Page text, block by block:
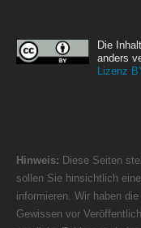
Die
anders
Lizenz
Hinweis: Diese Seiten
sollen Sie hinsichtlich
informieren. Wir haben
Gewissen vor